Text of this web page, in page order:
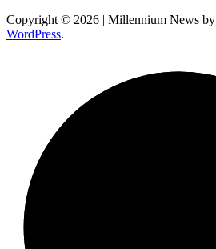
Copyright © 2026 | Millennium News by
WordPress.